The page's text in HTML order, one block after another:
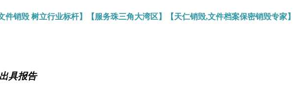
件销毁 树立行业标杆】【服务珠三角大湾区】【天仁销毁,文件档案保密销毁专家】
具报告